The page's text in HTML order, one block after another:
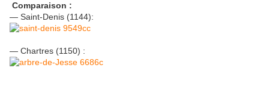
Comparaison :
— Saint-Denis (1144):
— Chartres (1150) :